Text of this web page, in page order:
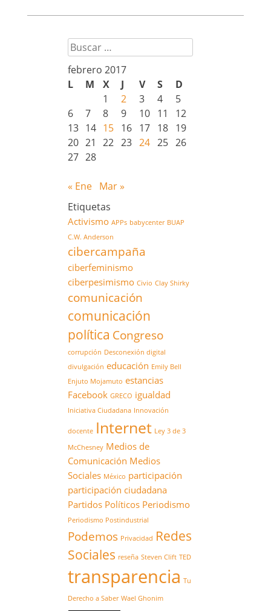
Buscar
febrero 2017
L
M X J V S
D
1
2 3 4
5
6
7 8 9 10 11
12
13 14 15 16 17 18 19
20 21 22 23 24 25 26
27 28
« Ene Mar »
Etiquetas
Activismo APPs babycenter BUAP
C.W. Anderson
cibercampaña
ciberfeminismo
ciberpesimismo Civio Clay Shirky
comunicación
comunicación
política Congreso
corrupción Desconexión digital
divulgación educación Emily Bell
Enjuto Mojamuto estancias
Facebook GRECO igualdad
Iniciativa Ciudadana Innovación
docente Internet Ley 3 de 3
McChesney Medios de
Comunicación Medios
Sociales México participación
participación ciudadana
Partidos Políticos Periodismo
Periodismo Postindustrial
Podemos Privacidad Redes
Sociales reseña Steven Clift TED
transparencia Tu
Derecho a Saber Wael Ghonim